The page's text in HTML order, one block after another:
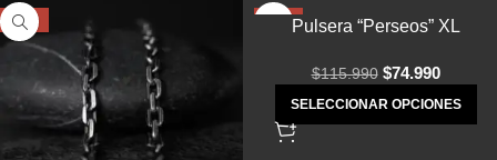
-40% Pulsera “Perseos” XL
$115.990 $74.990
SELECCIONAR OPCIONES